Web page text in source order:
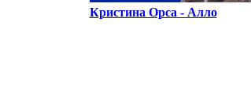
Кристина Орса - Алло